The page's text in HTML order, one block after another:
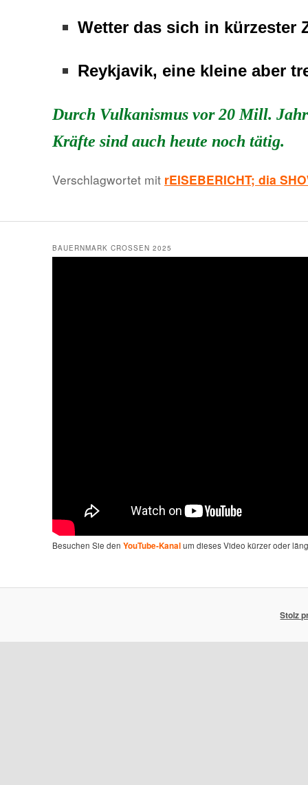
Wetter das sich in kürzester
Reykjavik, eine kleine aber
Durch Vulkanismus vor 20 Mill.
Kräfte sind auch heute noch tätig.
Verschlagwortet mit rEISEBERICHT; dia
BAUERNMARK CROSSEN 2025
Besuchen Sie den YouTube-Kanalum dieses Video kürzer oder
Stolz